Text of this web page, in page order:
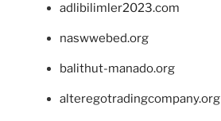
adlibilimler2023.com
naswwebed.org
balithut-manado.org
alteregotradingcompany.org